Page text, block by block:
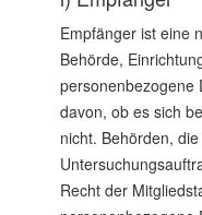
Empfänger ist eine
Behörde,
personenbezogene
davon, ob es sich
nicht. Behörden,
Recht der